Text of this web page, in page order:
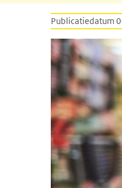
Publicatiedatum